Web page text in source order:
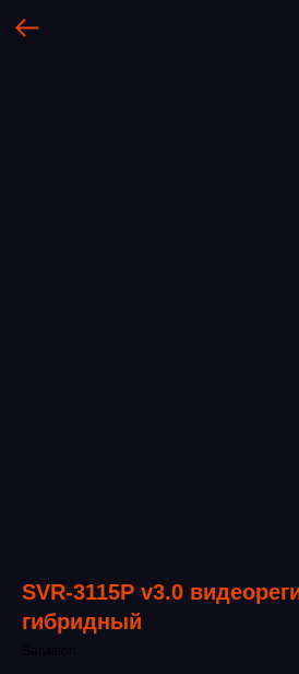
SVR-3115P v3.0
гибридный
Satvision